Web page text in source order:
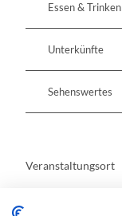
Essen & Trinken
Unterkünfte
Sehenswertes
Veranstaltungsort